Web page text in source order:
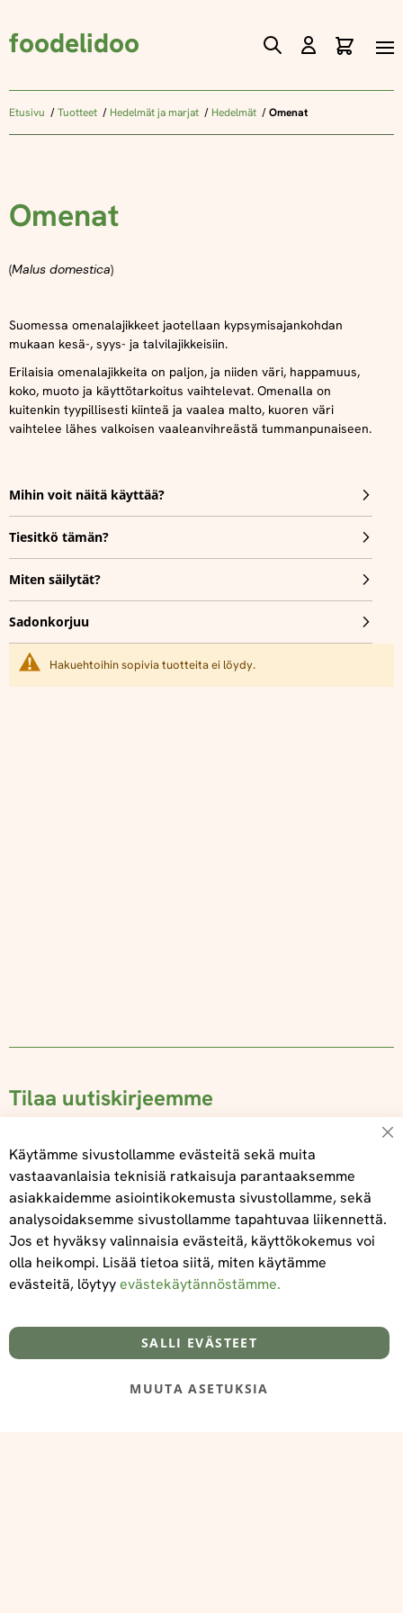
foodelidoo
Skip
Content
Etusivu Tuotteet Hedelmät ja marjat Hedelmät Omenat
Omenat
(Malus domestica)
Suomessa omenalajikkeet jaotellaan kypsymisajankohdan
mukaan kesä-, syys- ja talvilajikkeisiin.
Erilaisia omenalajikkeita on paljon, ja niiden väri, happamuus,
koko, muoto ja käyttötarkoitus vaihtelevat. Omenalla on
kuitenkin tyypillisesti kiinteä ja vaalea malto, kuoren väri
vaihtelee lähes valkoisen vaaleanvihreästä tummanpunaiseen.
Mihin voit näitä käyttää?
Tiesitkö tämän?
Miten säilytät?
Sadonkorjuu
Hakuehtoihin sopivia tuotteita ei löydy.
Tilaa uutiskirjeemme
Tilaa
Tietoa meistä
@‌2025 FooDeliDoo
Toimitus- ja maksuehdot
Käytämme sivustollamme evästeitä sekä muita
vastaavanlaisia teknisiä ratkaisuja parantaaksemme
asiakkaidemme asiointikokemusta sivustollamme, sekä
analysoidaksemme sivustollamme tapahtuvaa liikennettä.
Jos et hyväksy valinnaisia evästeitä, käyttökokemus voi
olla heikompi. Lisää tietoa siitä, miten käytämme
evästeitä, löytyyevästekäytännöstämme.
SALLI EVÄSTEET
MUUTA ASETUKSIA